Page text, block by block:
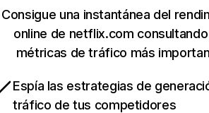
Consigue una instantánea del
online de netflix.com
métricas de tráfico más
Espía las estrategias de
tráfico de tus competidores